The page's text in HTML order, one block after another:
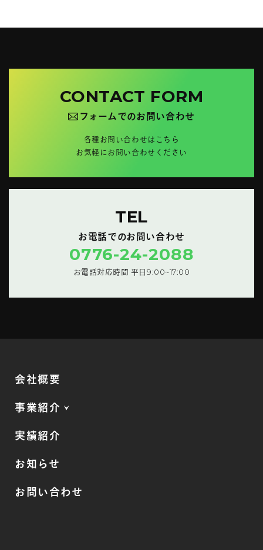
CONTACT FORM
フォームでのお問い合わせ
各種お問い合わせはこちら
お気軽にお問い合わせください
TEL
お電話でのお問い合わせ
0776-24-2088
お電話対応時間 平日9:00~17:00
会社概要
事業紹介
実績紹介
お知らせ
お問い合わせ